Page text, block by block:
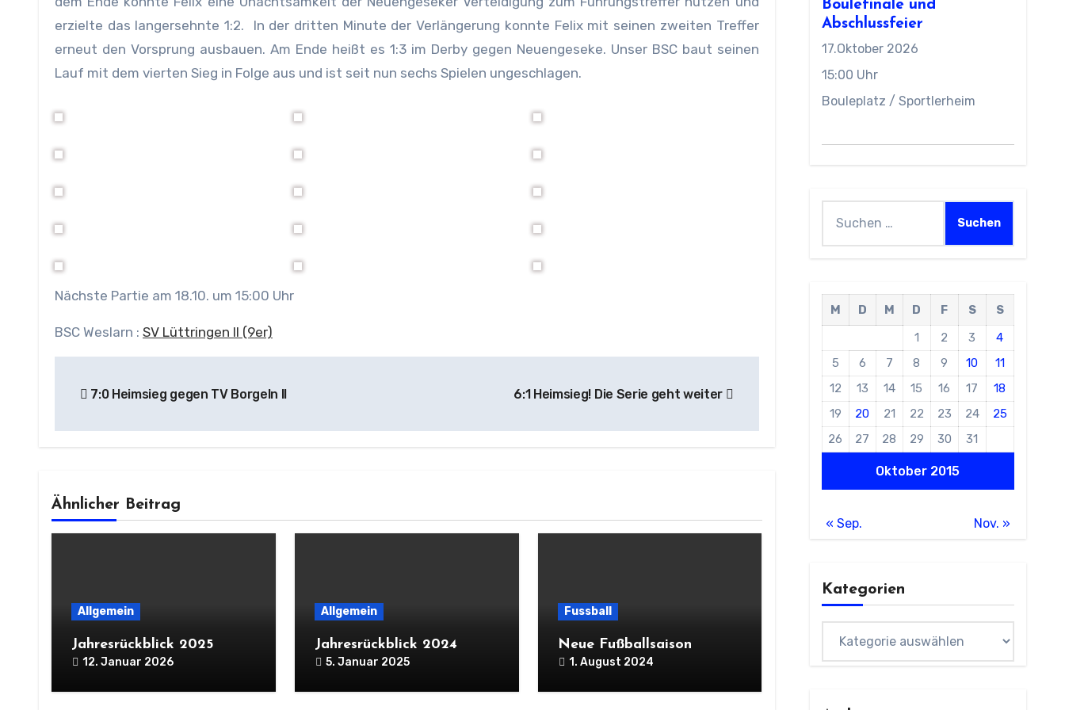
erzielte das langersehnte 1:2. In der dritten Minute der Verlängerung konnte Felix mit seinen zweiten Treffer
erneut den Vorsprung ausbauen. Am Ende heißt es 1:3 im Derby gegen Neuengeseke. Unser BSC baut seinen
Lauf mit dem vierten Sieg in Folge aus und ist seit nun sechs Spielen ungeschlagen.
Nächste Partie am 18.10. um 15:00 Uhr
BSC Weslarn : SV Lüttringen II (9er)
7:0 Heimsieg gegen TV Borgeln II 6:1 Heimsieg! Die Serie geht weiter
Ähnlicher Beitrag
Allgemein
Jahresrückblick 2025
12. Januar 2026
Allgemein
Jahresrückblick 2024
5. Januar 2025
Fussball
Neue Fußballsaison
1. August 2024
Boulefinale und
Abschlussfeier
17.Oktober 2026
15:00 Uhr
Bouleplatz / Sportlerheim
nach:
Oktober 2015
M D M D F S
S
1
2 3
4
5
6 7 8 9 10
11
12
13 14 15 16 17
18
19
20 21 22 23 24
25
26
27 28 29 30 31
« Sep. Nov. »
Kategorien